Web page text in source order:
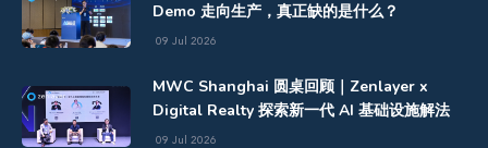
Demo 走向生产，真正缺的是什么？
09 Jul 2026
MWC Shanghai 圆桌回顾｜Zenlayer x
Digital Realty 探索新一代 AI 基础设施解法
09 Jul 2026